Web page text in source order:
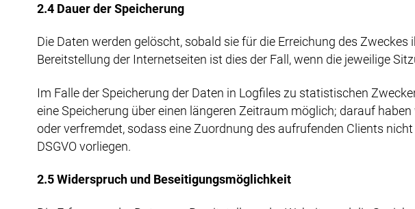
2.4 Dauer der Speicherung
Die Daten werden gelöscht, sobald sie für die Erreichung des
Bereitstellung der Internetseiten ist dies der Fall, wenn die jeweilige
Im Falle der Speicherung der Daten in Logfiles zu statistischen
eine Speicherung über einen längeren Zeitraum möglich; darauf
oder verfremdet, sodass eine Zuordnung des aufrufenden Clients
DSGVO vorliegen.
2.5 Widerspruch und Beseitigungsmöglichkeit